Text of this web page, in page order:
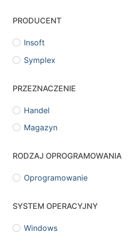
PRODUCENT
Insoft
Symplex
PRZEZNACZENIE
Handel
Magazyn
RODZAJ OPROGRAMOWANIA
Oprogramowanie
SYSTEM OPERACYJNY
Windows